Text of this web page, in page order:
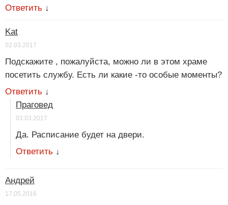
Ответить ↓
Kat
02.03.2017
Подскажите , пожалуйста, можно ли в этом храме
посетить службу. Есть ли какие -то особые моменты?
Ответить ↓
Праговед
03.03.2017
Да. Расписание будет на двери.
Ответить ↓
Андрей
17.05.2016